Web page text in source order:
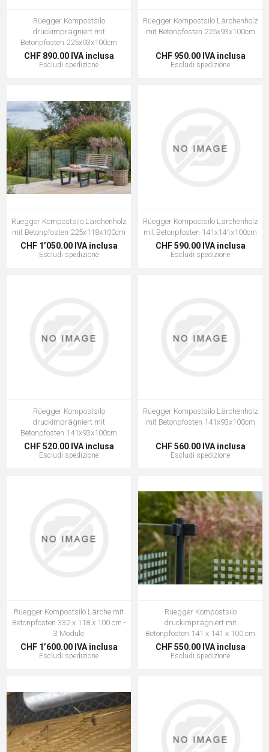
Rüegger Kompostsilo
druckimprägniert mit
Betonpfosten 225x93x100cm
CHF 890.00 IVA inclusa
Escludi spedizione
Rüegger Kompostsilo Lärchenholz
mit Betonpfosten 225x93x100cm
CHF 950.00 IVA inclusa
Escludi spedizione
Rüegger Kompostsilo Lärchenholz
mit Betonpfosten 225x118x100cm
CHF 1’050.00 IVA inclusa
Escludi spedizione
Rüegger Kompostsilo Lärchenholz
mit Betonpfosten 141x141x100cm
CHF 590.00 IVA inclusa
Escludi spedizione
Rüegger Kompostsilo
druckimprägniert mit
Betonpfosten 141x93x100cm
CHF 520.00 IVA inclusa
Escludi spedizione
Rüegger Kompostsilo Lärchenholz
mit Betonpfosten 141x93x100cm
CHF 560.00 IVA inclusa
Escludi spedizione
Rüegger Kompostsilo Lärche mit
Betonpfosten 332 x 118 x 100 cm -
3 Module
CHF 1’600.00 IVA inclusa
Escludi spedizione
Rüegger Kompostsilo
druckimprägniert mit
Betonpfosten 141 x 141 x 100 cm
CHF 550.00 IVA inclusa
Escludi spedizione